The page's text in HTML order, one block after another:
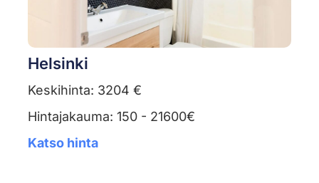
Helsinki
Keskihinta: 3204 €
Hintajakauma: 150 - 21600€
Katso hinta